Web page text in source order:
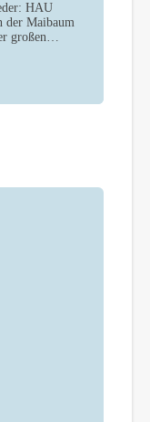
HAU
der Maibaum
großen…